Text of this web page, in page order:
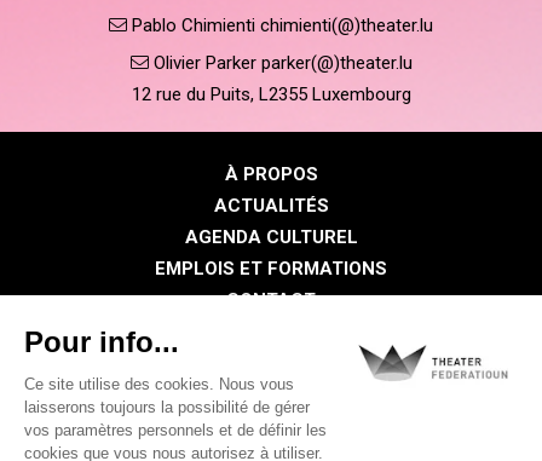
Pablo Chimienti chimienti(@)theater.lu
Olivier Parker parker(@)theater.lu
12 rue du Puits, L2355 Luxembourg
À PROPOS
ACTUALITÉS
AGENDA CULTUREL
EMPLOIS ET FORMATIONS
CONTACT
Politique de confidentialité
Politique des cookies